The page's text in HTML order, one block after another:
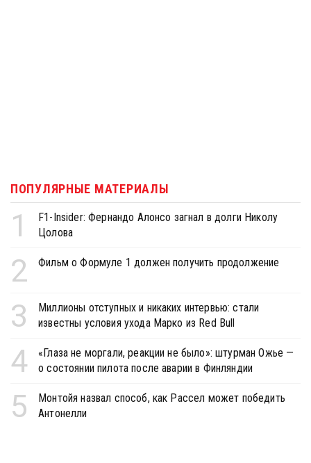
ПОПУЛЯРНЫЕ МАТЕРИАЛЫ
1
F1-Insider: Фернандо Алонсо загнал в долги Николу
Цолова
2 Фильм о Формуле 1 должен получить продолжение
3
Миллионы отступных и никаких интервью: стали
известны условия ухода Марко из Red Bull
4
«Глаза не моргали, реакции не было»: штурман Ожье —
о состоянии пилота после аварии в Финляндии
5
Монтойя назвал способ, как Рассел может победить
Антонелли